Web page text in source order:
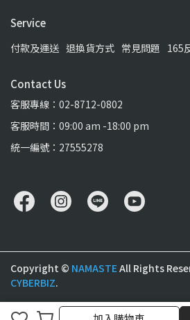
Service
付款及運送 退換貨方式 常見問題 165
Contact Us
客服專線：02-8712-0802
客服時間：09:00 am -18:00 pm
統一編號：27555278
Copyright © NAMASTEAll Rights
CYBERBIZ.